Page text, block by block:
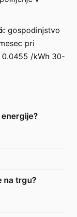
gospodinjstvo
pri
0.0455 /kWh 30-
na trgu?